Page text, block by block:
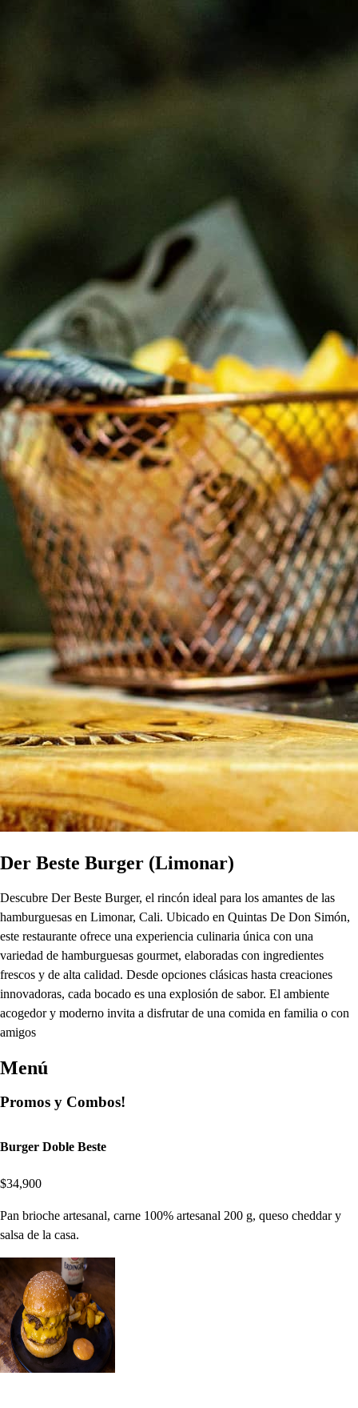
Der Beste Burger (Limonar)
Descubre Der Beste Burger, el rincón ideal para los amantes de las
hamburguesas en Limonar, Cali. Ubicado en Quintas De Don Simón,
este restaurante ofrece una experiencia culinaria única con una
variedad de hamburguesas gourmet, elaboradas con ingredientes
frescos y de alta calidad. Desde opciones clásicas hasta creaciones
innovadoras, cada bocado es una explosión de sabor. El ambiente
acogedor y moderno invita a disfrutar de una comida en familia o con
amigos
Menú
Promos y Combos!
Burger Doble Beste
$34,900
Pan brioche artesanal, carne 100% artesanal 200 g, queso cheddar y
salsa de la casa.